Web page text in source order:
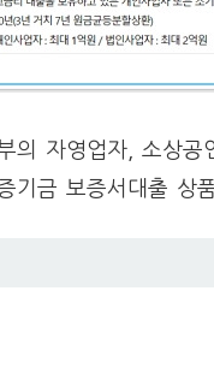
의 자영업자, 소상
기금 보증서대출 상